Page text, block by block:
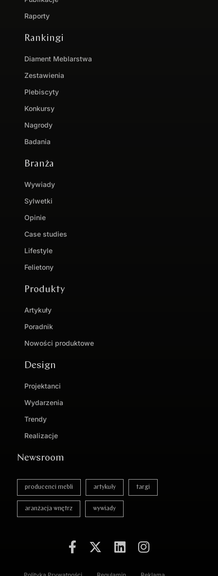
Raporty
Rankingi
Diament Meblarstwa
Zestawienia
Plebiscyty
Konkursy
Nagrody
Badania
Branża
Wywiady
Sylwetki
Opinie
Case studies
Lifestyle
Felietony
Produkty
Artykuły
Poradnik
Nowości produktowe
Design
Projektanci
Wydarzenia
Trendy
Realizacje
Newsroom
producenci mebli artykuły targi
aranżacja wnętrz wywiady